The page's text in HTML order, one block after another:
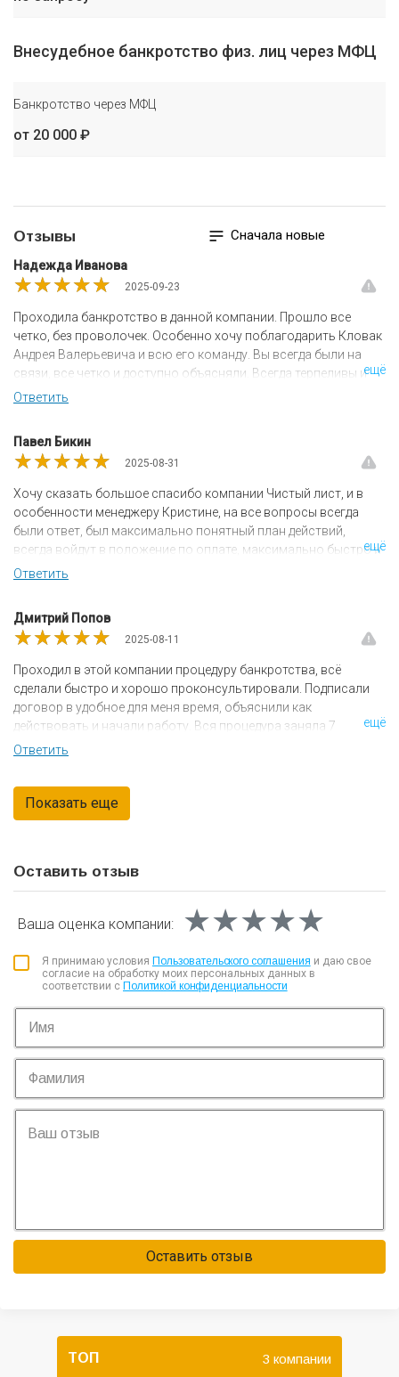
Внесудебное банкротство физ. лиц через МФЦ
Банкротство через МФЦ
от 20 000 ₽
Сначала новые
Отзывы
Надежда Иванова
2025-09-23
★★★★★
★★★★★
★★★★★
Проходила банкротство в данной компании. Прошло все
четко, без проволочек. Особенно хочу поблагодарить Кловак
Андрея Валерьевича и всю его команду. Вы всегда были на
связи, все четко и доступно объясняли. Всегда терпеливы и
добродушны... огромное Вам человеческое спасибо...
ещё
Ответить
​Павел Бикин​
2025-08-31
★★★★★
★★★★★
★★★★★
Хочу сказать большое спасибо компании Чистый лист, и в
особенности менеджеру Кристине, на все вопросы всегда
были ответ, был максимально понятный план действий,
всегда войдут в положение по оплате, максимально быстро и
оперативно! Рекомендую на все 100% каждому, кто
компания Чистый лист!🙏🏻
ещё
Ответить
Дмитрий Попов
2025-08-11
★★★★★
★★★★★
★★★★★
Проходил в этой компании процедуру банкротства, всё
сделали быстро и хорошо проконсультировали. Подписали
договор в удобное для меня время, объяснили как
действовать и начали работу. Вся процедура заняла 7
мнсяцев, без накладок, спасибо огромное компании.
ещё
Ответить
Оставить отзыв
Ваша оценка компании: ★★★★★
★★★★★
★★★★★
Я принимаю условия Пользовательского соглашения и даю свое
согласие на обработку моих персональных данных в
соответствии с Политикой конфиденциальности
Оставить отзыв
ТОП 3 компании